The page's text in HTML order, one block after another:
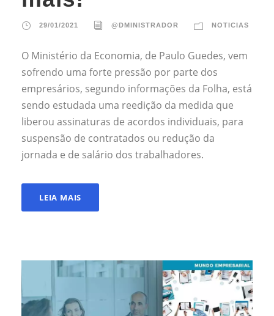
29/01/2021 @DMINISTRADOR NOTICIAS
O Ministério da Economia, de Paulo Guedes, vem
sofrendo uma forte pressão por parte dos
empresários, segundo informações da Folha, está
sendo estudada uma reedição da medida que
liberou assinaturas de acordos individuais, para
suspensão de contratados ou redução da
jornada e de salário dos trabalhadores.
LEIA MAIS